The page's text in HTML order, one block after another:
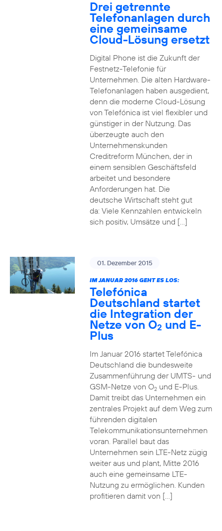
Drei getrennte
Telefonanlagen durch
eine gemeinsame
Cloud-Lösung ersetzt
Digital Phone ist die Zukunft der
Festnetz-Telefonie für
Unternehmen. Die alten Hardware-
Telefonanlagen haben ausgedient,
denn die moderne Cloud-Lösung
von Telefónica ist viel flexibler und
günstiger in der Nutzung. Das
überzeugte auch den
Unternehmenskunden
Creditreform München, der in
einem sensiblen Geschäftsfeld
arbeitet und besondere
Anforderungen hat. Die
deutsche Wirtschaft steht gut
da: Viele Kennzahlen entwickeln
sich positiv, Umsätze und […]
01. Dezember 2015
IM JANUAR 2016 GEHT ES LOS:
Telefónica
Deutschland startet
die Integration der
Netze von O2 und E-
Plus
Im Januar 2016 startet Telefónica
Deutschland die bundesweite
Zusammenführung der UMTS- und
GSM-Netze von O2und E-Plus.
Damit treibt das Unternehmen ein
zentrales Projekt auf dem Weg zum
führenden digitalen
Telekommunikationsunternehmen
voran. Parallel baut das
Unternehmen sein LTE-Netz zügig
weiter aus und plant, Mitte 2016
auch eine gemeinsame LTE-
Nutzung zu ermöglichen. Kunden
profitieren damit von […]